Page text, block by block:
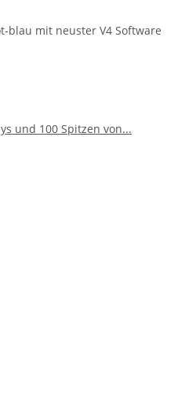
blau mit neuster V4 Software